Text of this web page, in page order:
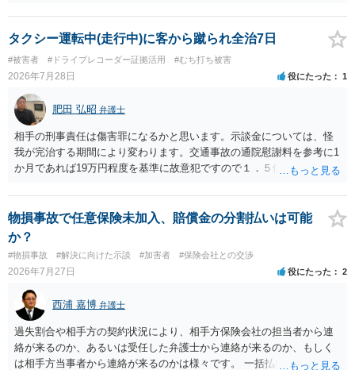
士にご相談ください。
タクシー運転中(走行中)に客から蹴られ全治7日
#被害者 #ドライブレコーダー証拠活用 #むち打ち被害
2026年7月28日 役にたった 1
肥田 弘昭 弁護士
相手の刑事責任は傷害罪になるかと思います。示談金については、怪
我が完治する期間により変わります。交通事故の通院慰謝料を参考に1
か月であれば19万円程度を基準に故意犯ですので１．５倍か2倍程度す
上がるかと思います。ご参考にしてください。
物損事故で任意保険未加入、賠償金の分割払いは可能
か？
#物損事故 #解決に向けた示談 #加害者 #保険会社との交渉
2026年7月27日 役にたった 2
西浦 嘉博 弁護士
過失割合や相手方の契約状況により、相手方保険会社の担当者から連
絡が来るのか、あるいは受任した弁護士から連絡が来るのか、もしく
は相手方当事者から連絡が来るのかは様々です。 一括払いや分割払い